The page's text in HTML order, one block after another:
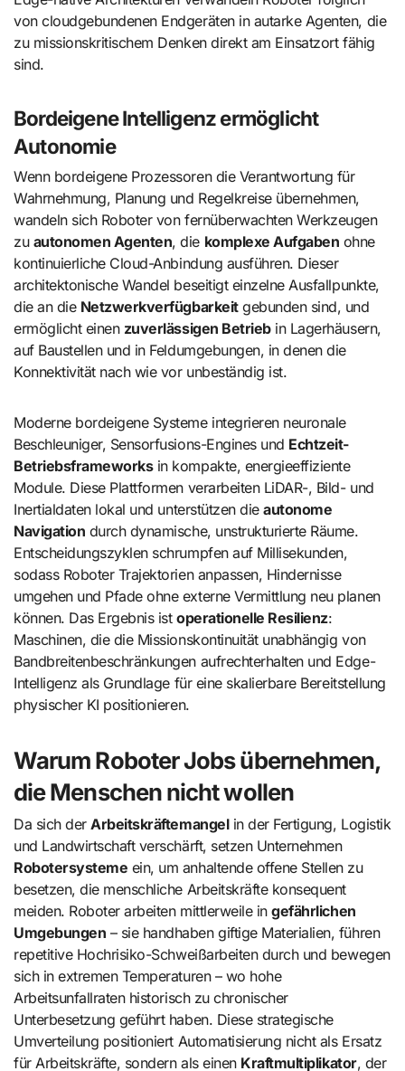
von cloudgebundenen Endgeräten in autarke Agenten, die
zu missionskritischem Denken direkt am Einsatzort fähig
sind.
Bordeigene Intelligenz ermöglicht
Autonomie
Wenn bordeigene Prozessoren die Verantwortung für
Wahrnehmung, Planung und Regelkreise übernehmen,
wandeln sich Roboter von fernüberwachten Werkzeugen
zu autonomen Agenten, die komplexe Aufgaben ohne
kontinuierliche Cloud-Anbindung ausführen. Dieser
architektonische Wandel beseitigt einzelne Ausfallpunkte,
die an die Netzwerkverfügbarkeitgebunden sind, und
ermöglicht einen zuverlässigen Betriebin Lagerhäusern,
auf Baustellen und in Feldumgebungen, in denen die
Konnektivität nach wie vor unbeständig ist.
Moderne bordeigene Systeme integrieren neuronale
Beschleuniger, Sensorfusions-Engines und Echtzeit-
Betriebsframeworksin kompakte, energieeffiziente
Module. Diese Plattformen verarbeiten LiDAR-, Bild- und
Inertialdaten lokal und unterstützen dieautonome
Navigation durch dynamische, unstrukturierte Räume.
Entscheidungszyklen schrumpfen auf Millisekunden,
sodass Roboter Trajektorien anpassen, Hindernisse
umgehen und Pfade ohne externe Vermittlung neu planen
können. Das Ergebnis istoperationelle Resilienz:
Maschinen, die die Missionskontinuität unabhängig von
Bandbreitenbeschränkungen aufrechterhalten und Edge-
Intelligenz als Grundlage für eine skalierbare Bereitstellung
physischer KI positionieren.
Warum Roboter Jobs übernehmen,
die Menschen nicht wollen
Da sich derArbeitskräftemangelin der Fertigung, Logistik
und Landwirtschaft verschärft, setzen Unternehmen
Robotersysteme ein, um anhaltende offene Stellen zu
besetzen, die menschliche Arbeitskräfte konsequent
meiden. Roboter arbeiten mittlerweile ingefährlichen
Umgebungen – sie handhaben giftige Materialien, führen
repetitive Hochrisiko-Schweißarbeiten durch und bewegen
sich in extremen Temperaturen – wo hohe
Arbeitsunfallraten historisch zu chronischer
Unterbesetzung geführt haben. Diese strategische
Umverteilung positioniert Automatisierung nicht als Ersatz
für Arbeitskräfte, sondern als einen Kraftmultiplikator, der